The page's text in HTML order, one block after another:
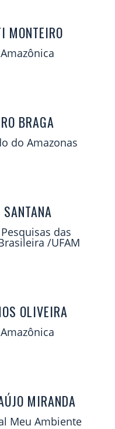
MONTEIRO
BRAGA
do Amazonas
das
/UFAM
OLIVEIRA
MIRANDA
Meu Ambiente